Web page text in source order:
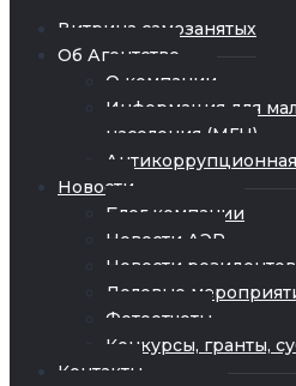
Витрина самозанятых
Об Агентстве
О компании
Информация для
населения (МГН)
Новости
Блог компании
Новости АЭР
Новости резидентов
Деловые
Фотоотчеты
Конкурсы, гранты,
Контакты